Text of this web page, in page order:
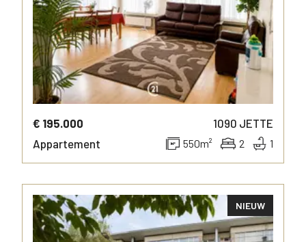
MEER INFO
€ 195.000 1090 JETTE
Appartement
550m² 2 1
NIEUW